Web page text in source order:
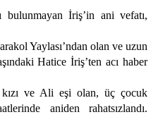
bulunmayan İriş’in ani vefatı,
Yaylası’ndan olan ve uzun
Hatice İriş’ten acı haber
ve Ali eşi olan, üç çocuk
aniden rahatsızlandı.